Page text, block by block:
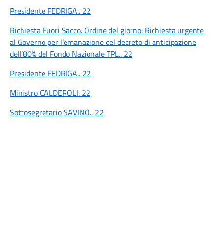
Presidente FEDRIGA.. 22
Richiesta Fuori Sacco. Ordine del giorno: Richiesta urgente
al Governo per l’emanazione del decreto di anticipazione
dell’80% del Fondo Nazionale TPL.. 22
Presidente FEDRIGA.. 22
Ministro CALDEROLI. 22
Sottosegretario SAVINO.. 22